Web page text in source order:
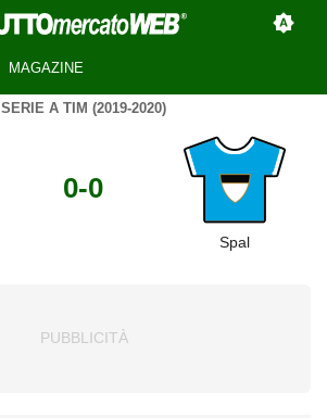
MAGAZINE
SERIE A TIM (2019-2020)
0-0
Spal